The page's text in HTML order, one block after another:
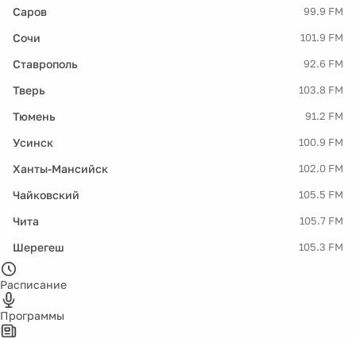
Саров 99.9 FM
Сочи 101.9 FM
Ставрополь 92.6 FM
Тверь 103.8 FM
Тюмень 91.2 FM
Усинск 100.9 FM
Ханты-Мансийск 102.0 FM
Чайковский 105.5 FM
Чита 105.7 FM
Шерегеш 105.3 FM
Расписание
Программы